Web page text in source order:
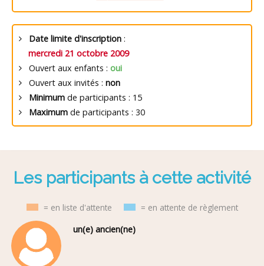
Date limite d'inscription :
mercredi 21 octobre 2009
Ouvert aux enfants : oui
Ouvert aux invités : non
Minimum de participants : 15
Maximum de participants : 30
Les participants à cette activité
= en liste d'attente
= en attente de règlement
un(e) ancien(ne)